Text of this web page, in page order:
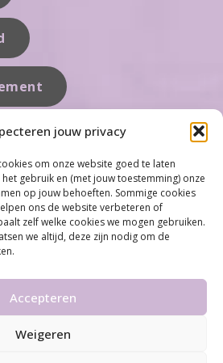
jouw privacy
om onze website goed te laten
gebruik en (met jouw toestemming) onze
op jouw behoeften. Sommige cookies
ons de website verbeteren of
zelf welke cookies we mogen gebruiken.
we altijd, deze zijn nodig om de
Accepteren
Weigeren
organisatie die zich inzet op het gebied
bij vrouwen. Met ruim 100 locaties
één van de grootste organisaties op dit